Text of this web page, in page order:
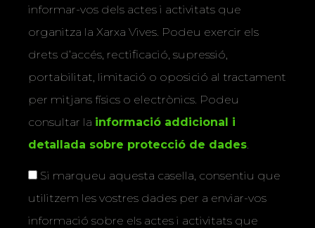
informar-vos dels actes i activitats que
organitza la Xarxa Vives. Podeu exercir els
drets d’accés, rectificació, supressió,
portabilitat, limitació o oposició al tractament
per mitjans físics o electrònics. Podeu
consultar la informació addicional i
detallada sobre protecció de dades
Si marqueu aquesta casella, consentiu que
utilitzem les vostres dades per a enviar-vos
informació sobre els actes i activitats que